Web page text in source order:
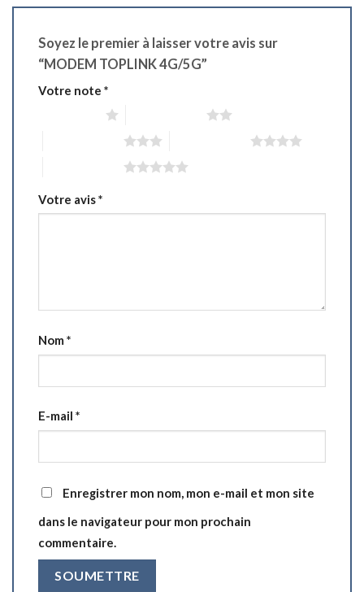
Soyez le premier à laisser votre avis sur
“MODEM TOPLINK 4G/5G”
Votre note *
Votre avis*
Nom*
E-mail *
Enregistrer mon nom, mon e-mail et mon site
dans le navigateur pour mon prochain
commentaire.